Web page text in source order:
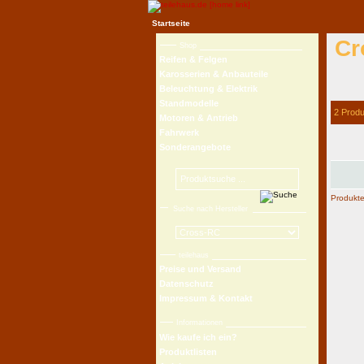
Startseite
Shop
Reifen & Felgen
Karosserien & Anbauteile
Beleuchtung & Elektrik
Standmodelle
Motoren & Antrieb
Fahrwerk
Sonderangebote
Suche nach Hersteller
teilehaus
Preise und Versand
Datenschutz
Impressum & Kontakt
Informationen
Wie kaufe ich ein?
Produktlisten
2
Produkte